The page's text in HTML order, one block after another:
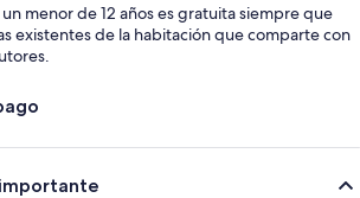
un menor de 12 años es gratuita siempre que
existentes de la habitación que comparte con